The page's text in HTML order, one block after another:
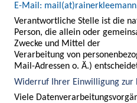
E-Mail:
Verantwortliche Stelle ist die
Person, die allein oder
Zwecke und Mittel der
Verarbeitung von
Mail-Adressen o. Ä.)
Widerruf Ihrer Einwilligung zur
Viele